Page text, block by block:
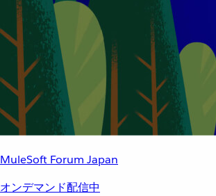
MuleSoft Forum Japan
オンデマンド配信中